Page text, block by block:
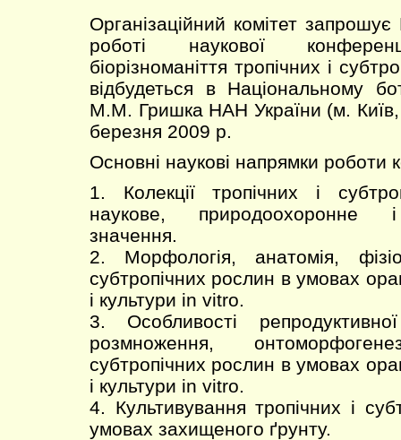
Організаційний комітет
роботі наукової
біорізноманіття тропічних і
відбудеться в Національному
М.М. Гришка НАН України (м. Київ,
березня 2009 р.
Основні наукові напрямки роботи
1. Колекції тропічних і
наукове, природоохоронне і
значення.
2. Морфологія, анатомія,
субтропічних рослин в умовах
і культури in vitro.
3. Особливості
розмноження,
субтропічних рослин в умовах
і культури in vitro.
4. Культивування тропічних і
умовах захищеного ґрунту.